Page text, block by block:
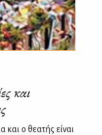
και
ο θεατής είναι